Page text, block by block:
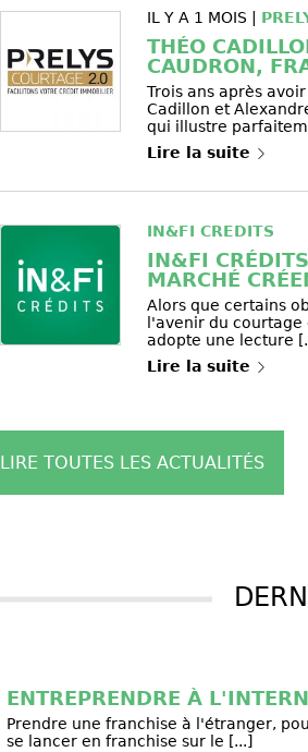
IL Y A 1 MOIS |
THÉO
CAUDRON,
Trois ans après
Cadillon et
qui illustre
Lire la suite
IN&FI CREDITS
IN&FI
MARCHÉ
Alors que certains
l'avenir du courtage
adopte une lecture
Lire la suite
LIRE TOUTES LES ACTUALITÉS
ENTREPRENDRE À
Prendre une franchise à l'étranger,
se lancer en franchise sur le [...]